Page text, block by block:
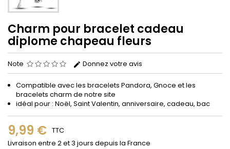
Charm pour bracelet cadeau
diplome chapeau fleurs
Note Donnez votre avis
Compatible avec les bracelets Pandora, Gnoce et les
bracelets charm de notre site
idéal pour : Noël, Saint Valentin, anniversaire, cadeau, bac
9,99 € TTC
Livraison entre 2 et 3 jours depuis la France